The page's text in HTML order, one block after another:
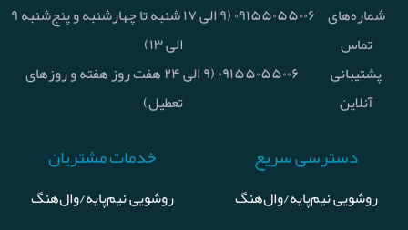
شماره‌های
تماس
۰۹۱۵۵۰۵۵۰۰۶ (۹ الی ۱۷ شنبه تا چهارشنبه و پنج‌شنبه ۹
الی ۱۳)
پشتیبانی
آنلاین
۰۹۱۵۵۰۵۵۰۰۶ (۹ الی ۲۴ هفت روز هفته و روزهای
تعطیل)
دسترسی سریع
روشویی نیم‌پایه/وال‌هنگ
خدمات مشتریان
روشویی نیم‌پایه/وال‌هنگ